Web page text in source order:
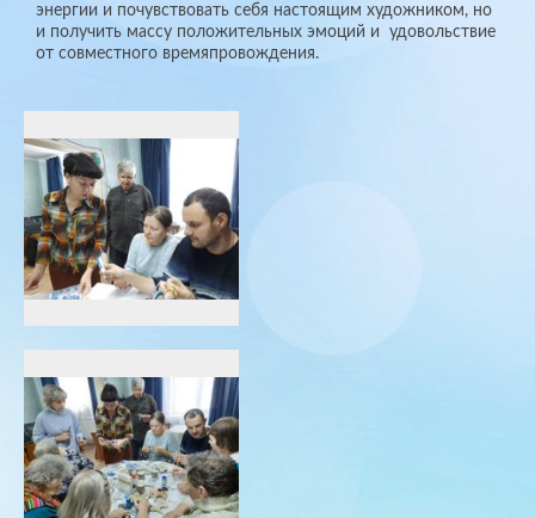
энергии и почувствовать себя настоящим художником, но
и получить массу положительных эмоций и удовольствие
от совместного времяпровождения.